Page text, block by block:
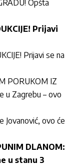
Opšta
Prijavi
Prijavi se na
PORUKOM IZ
u Zagrebu – ovo
Jovanović, ovo će
DLANOM:
u stanu 3